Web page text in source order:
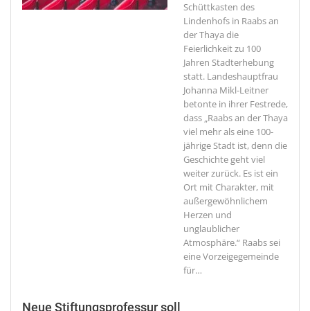
Schüttkasten des
Lindenhofs in Raabs an
der Thaya die
Feierlichkeit zu 100
Jahren Stadterhebung
statt. Landeshauptfrau
Johanna Mikl-Leitner
betonte in ihrer Festrede,
dass „Raabs an der Thaya
viel mehr als eine 100-
jährige Stadt ist, denn die
Geschichte geht viel
weiter zurück. Es ist ein
Ort mit Charakter, mit
außergewöhnlichem
Herzen und
unglaublicher
Atmosphäre.“ Raabs sei
eine Vorzeigegemeinde
für…
Neue Stiftungsprofessur soll